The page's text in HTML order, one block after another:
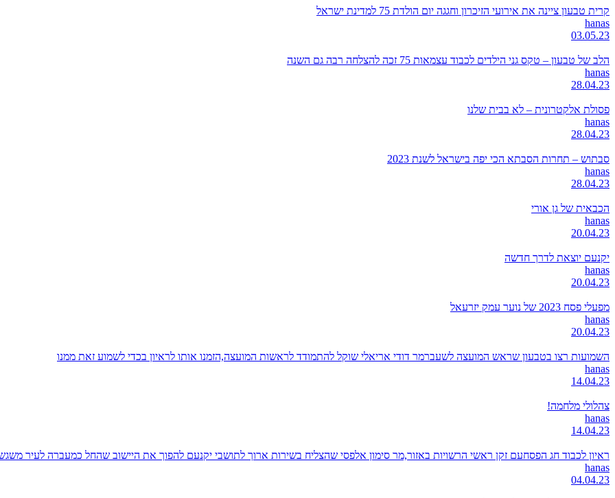
קרית טבעון ציינה את אירועי הזיכרון וחגגה יום הולדת 75 למדינת ישראל
hanas
03.05.23
הלב של טבעון – טקס גני הילדים לכבוד עצמאות 75 זכה להצלחה רבה גם השנה
hanas
28.04.23
פסולת אלקטרונית – לא בבית שלנו
hanas
28.04.23
סבתוש – תחרות הסבתא הכי יפה בישראל לשנת 2023
hanas
28.04.23
הכבאית של גן אורי
hanas
20.04.23
יקנעם יוצאת לדרך חדשה
hanas
20.04.23
מפעלי פסח 2023 של נוער עמק יזרעאל
hanas
20.04.23
השמועות רצו בטבעון שראש המועצה לשעברמר דודי אריאלי שוקל להתמודד לראשות המועצה,הזמנו אותו לראיון בכדי לשמוע זאת ממנו
hanas
14.04.23
צהלולי מלחמה!
hanas
14.04.23
ראיון לכבוד חג הפסחעם זקן ראשי הרשויות באזור,מר סימון אלפסי שהצליח בשירות ארוך לתושבי יקנעם להפוך את היישוב שהחל כמעברה לעיר
hanas
04.04.23